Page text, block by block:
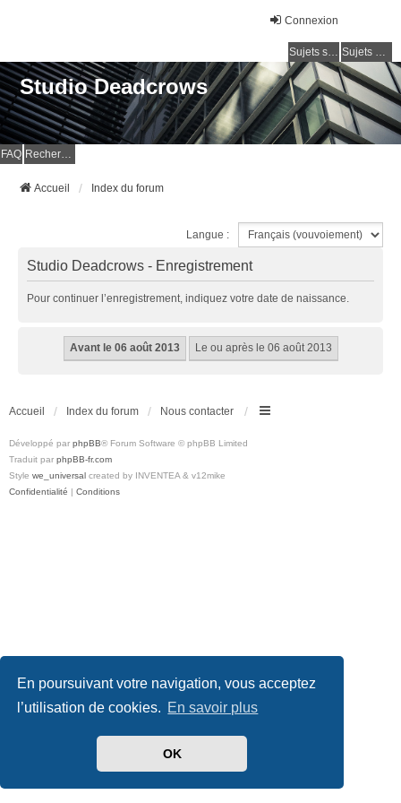
En poursuivant votre navigation, vous acceptez
l’utilisation de cookies. En savoir plus
OK
Connexion
Sujets sans réponse Sujets actifs
Studio Deadcrows
FAQ Rechercher
Accueil Index du forum
Langue :
Studio Deadcrows - Enregistrement
Pour continuer l’enregistrement, indiquez votre date de naissance.
Accueil Index du forum Nous contacter
Développé par phpBB® Forum Software © phpBB Limited
Traduit par phpBB-fr.com
Style we_universal created by INVENTEA & v12mike
Confidentialité | Conditions